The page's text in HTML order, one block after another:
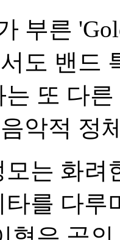
부른
도 밴드
또 다
악적 정
는 화
를 다